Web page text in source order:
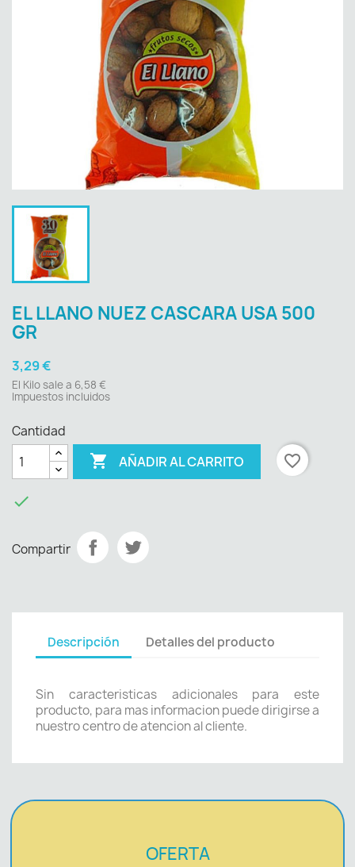
EL LLANO NUEZ CASCARA USA 500
GR
3,29 €
El Kilo sale a 6,58 €
Impuestos incluidos
Cantidad
 AÑADIR AL CARRITO favorite_border

Compartir
Descripción Detalles del producto
Sin caracteristicas adicionales para este
producto, para mas informacion puede dirigirse a
nuestro centro de atencion al cliente.
OFERTA